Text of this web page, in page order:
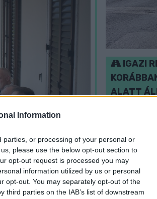
Information
or processing of your personal or
please use the below opt-out section to
opt-out request is processed you may
information utilized by us or personal
opt-out. You may separately opt-out of the
parties on the IAB’s list of downstream
IGAZI
ALATT
Hétfőn
használhatja
visszatérnek